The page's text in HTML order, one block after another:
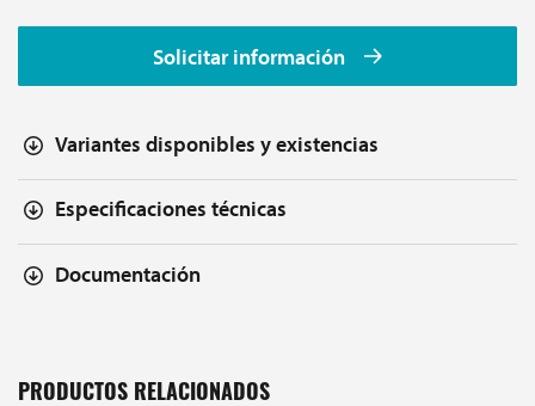
Solicitar información
Variantes disponibles y existencias
Especificaciones técnicas
Documentación
PRODUCTOS RELACIONADOS